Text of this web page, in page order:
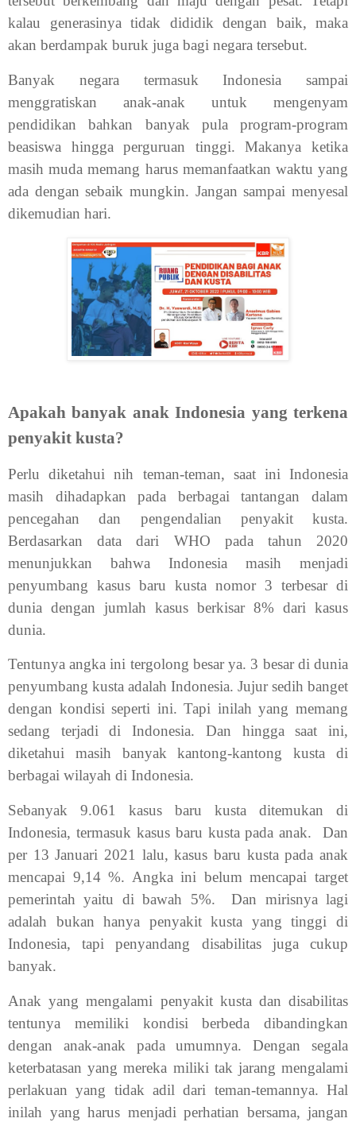
kalau generasinya tidak dididik dengan baik, maka
akan berdampak buruk juga bagi negara tersebut.
Banyak negara termasuk Indonesia sampai
menggratiskan anak-anak untuk mengenyam
pendidikan bahkan banyak pula program-program
beasiswa hingga perguruan tinggi. Makanya ketika
masih muda memang harus memanfaatkan waktu yang
ada dengan sebaik mungkin. Jangan sampai menyesal
dikemudian hari.
Apakah banyak anak Indonesia yang terkena
penyakit kusta?
Perlu diketahui nih teman-teman, saat ini Indonesia
masih dihadapkan pada berbagai tantangan dalam
pencegahan dan pengendalian penyakit kusta.
Berdasarkan data dari WHO pada tahun 2020
menunjukkan bahwa Indonesia masih menjadi
penyumbang kasus baru kusta nomor 3 terbesar di
dunia dengan jumlah kasus berkisar 8% dari kasus
dunia.
Tentunya angka ini tergolong besar ya. 3 besar di dunia
penyumbang kusta adalah Indonesia. Jujur sedih banget
dengan kondisi seperti ini. Tapi inilah yang memang
sedang terjadi di Indonesia. Dan hingga saat ini,
diketahui masih banyak kantong-kantong kusta di
berbagai wilayah di Indonesia.
Sebanyak 9.061 kasus baru kusta ditemukan di
Indonesia, termasuk kasus baru kusta pada anak.
Dan
per 13 Januari 2021 lalu, kasus baru kusta pada anak
mencapai 9,14 %. Angka ini belum mencapai target
pemerintah yaitu di bawah 5%.
Dan mirisnya lagi
adalah bukan hanya penyakit kusta yang tinggi di
Indonesia, tapi penyandang disabilitas juga cukup
banyak.
Anak yang mengalami penyakit kusta dan disabilitas
tentunya memiliki kondisi berbeda dibandingkan
dengan anak-anak pada umumnya. Dengan segala
keterbatasan yang mereka miliki tak jarang mengalami
perlakuan yang tidak adil dari teman-temannya. Hal
inilah yang harus menjadi perhatian bersama, jangan